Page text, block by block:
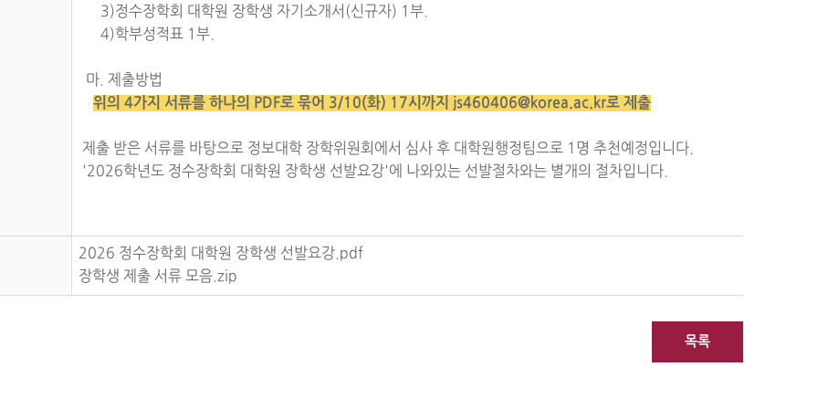
3)정수장학회 대학원 장학생 자기소개서(신규자) 1부.
4)학부성적표 1부.
마. 제출방법
위의 4가지 서류를 하나의 PDF로 묶어 3/10(화) 17시까지 js460406@korea.ac.kr로 제출
제출 받은 서류를 바탕으로 정보대학 장학위원회에서 심사 후 대학원행정팀으로 1명 추천예정입니다.
'2026학년도 정수장학회 대학원 장학생 선발요강'에 나와있는 선발절차와는 별개의 절차입니다.
2026 정수장학회 대학원 장학생 선발요강.pdf
장학생 제출 서류 모음.zip
목록